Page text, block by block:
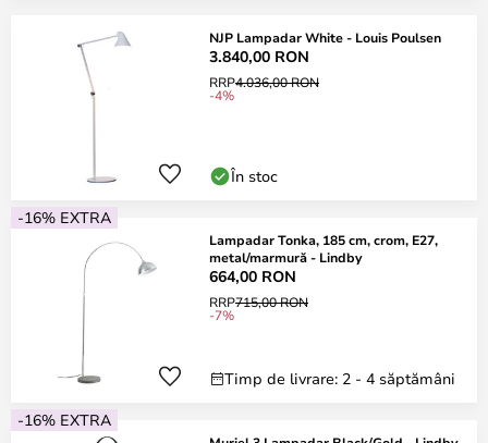
NJP Lampadar White - Louis Poulsen
3.840,00 RON
RRP4.036,00 RON
-4%
În stoc
-16% EXTRA
Lampadar Tonka, 185 cm, crom, E27,
metal/marmură - Lindby
664,00 RON
RRP715,00 RON
-7%
Timp de livrare: 2 - 4 săptămâni
-16% EXTRA